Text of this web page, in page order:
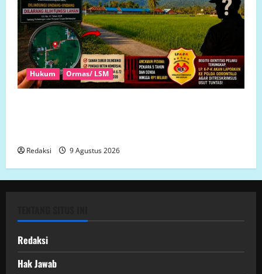
Hukum Ormas/ LSM
Redaksi 9 Agustus 2026
Redaksi
Hak Jawab